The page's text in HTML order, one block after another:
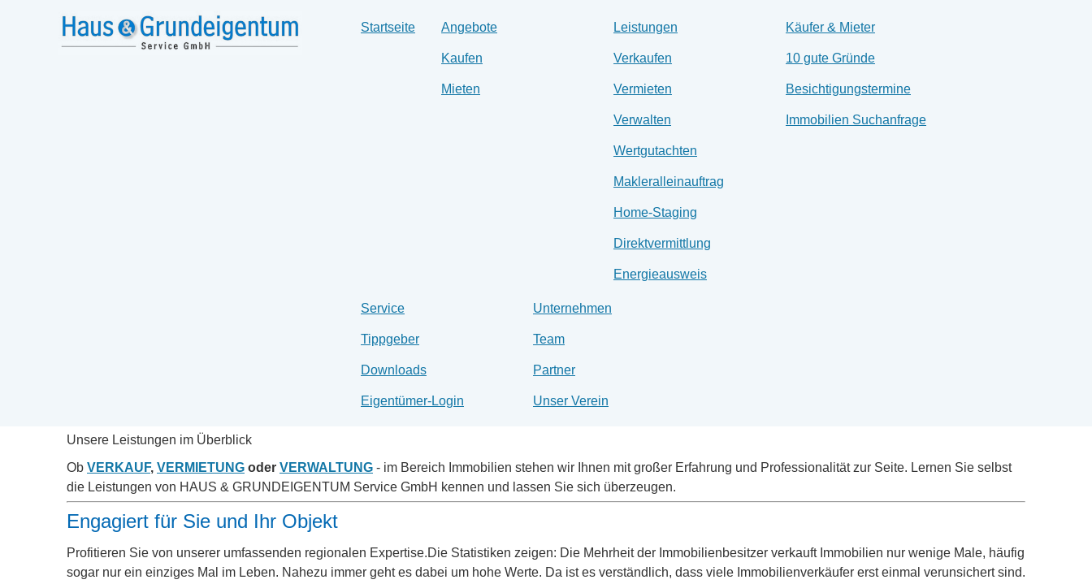
Startseite Angebote
Kaufen
Mieten
Leistungen
Verkaufen
Vermieten
Verwalten
Wertgutachten
Makleralleinauftrag
Home-Staging
Direktvermittlung
Energieausweis
Käufer & Mieter
10 gute Gründe
Besichtigungstermine
Immobilien Suchanfrage
Service
Tippgeber
Downloads
Eigentümer-Login
Unternehmen
Team
Partner
Unser Verein
Unsere Leistungen im Überblick
Ob VERKAUF, VERMIETUNG oder VERWALTUNG - im Bereich Immobilien stehen wir Ihnen mit großer Erfahrung und Professionalität zur Seite. Lernen Sie selbst
die Leistungen von HAUS & GRUNDEIGENTUM Service GmbH kennen und lassen Sie sich überzeugen.
Engagiert für Sie und Ihr Objekt
Profitieren Sie von unserer umfassenden regionalen Expertise.Die Statistiken zeigen: Die Mehrheit der Immobilienbesitzer verkauft Immobilien nur wenige Male, häufig
sogar nur ein einziges Mal im Leben. Nahezu immer geht es dabei um hohe Werte. Da ist es verständlich, dass viele Immobilienverkäufer erst einmal verunsichert sind.